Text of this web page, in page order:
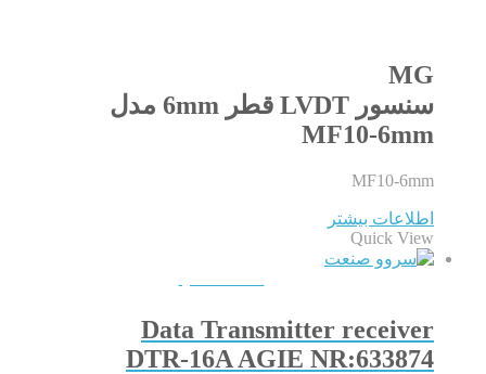
MG
سنسور LVDT قطر 6mm مدل
MF10-6mm
MF10-6mm
اطلاعات بیشتر
Quick View
Data Transmitter receiver
DTR-16A AGIE NR:633874